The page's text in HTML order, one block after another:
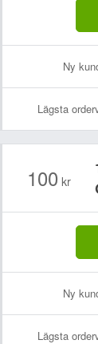
Ny
Lägsta
100 kr
Ny
Lägsta